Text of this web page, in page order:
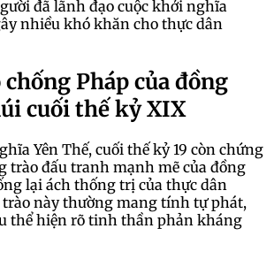
đã lãnh đạo cuộc khởi nghĩa
nhiều khó khăn cho thực dân
Pháp của đồng
cuối thế kỷ XIX
Yên Thế, cuối thế kỷ 19 còn chứng
trào đấu tranh mạnh mẽ của đồng
lại ách thống trị của thực dân
trào này thường mang tính tự phát,
thể hiện rõ tinh thần phản kháng